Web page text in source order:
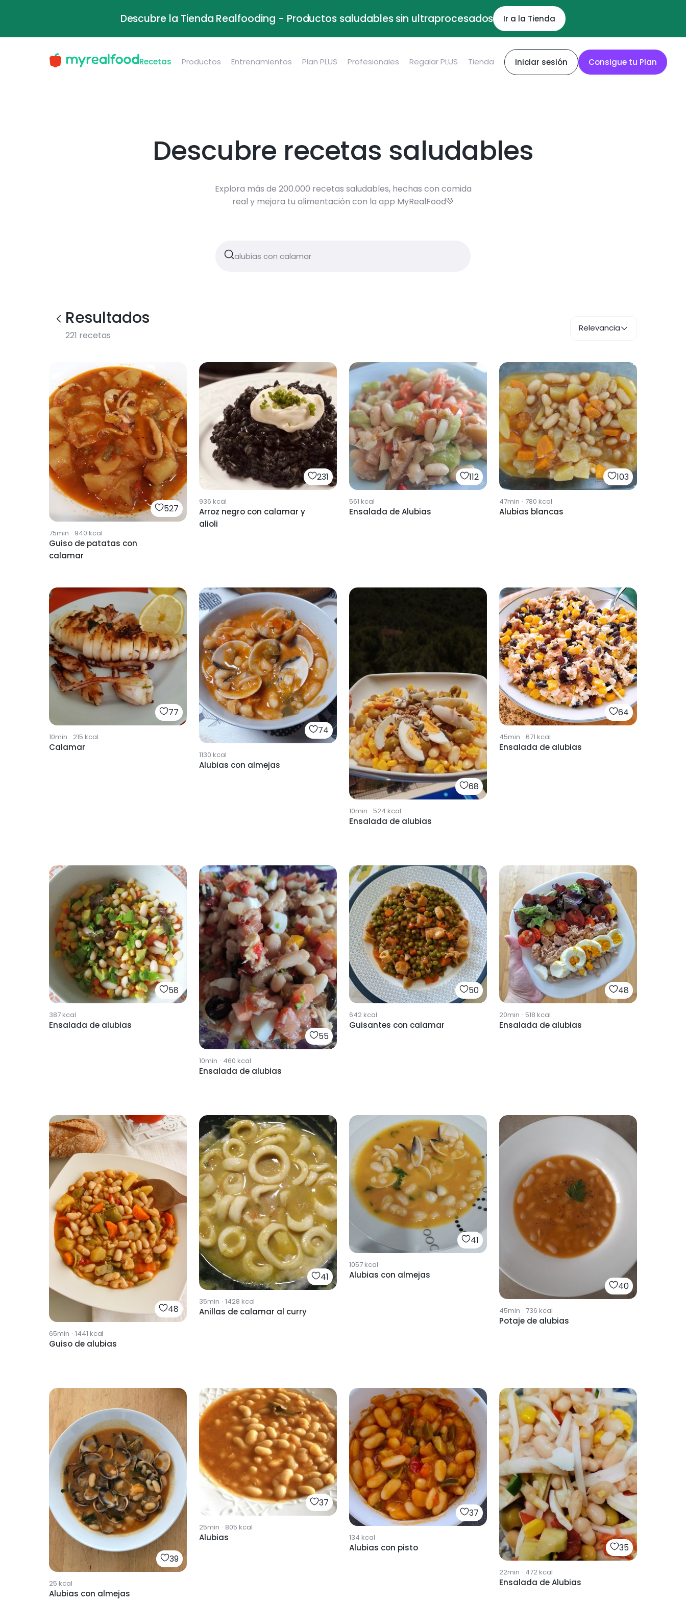
Descubre la Tienda Realfooding - Productos saludables sin ultraprocesados Ir a la Tienda
Recetas Productos Entrenamientos Plan PLUS Profesionales Regalar PLUS Tienda Iniciar sesión Consigue tu Plan
Descubre recetas saludables
Explora más de 200.000 recetas saludables, hechas con comida
real y mejora tu alimentación con la app MyRealFood💚
Resultados
221 recetas
Relevancia
527
75min · 940 kcal
Guiso de patatas con
calamar
231
936 kcal
Arroz negro con calamar y
alioli
112
561 kcal
Ensalada de Alubias
103
47min · 780 kcal
Alubias blancas
77
10min · 215 kcal
Calamar
74
1130 kcal
Alubias con almejas
68
10min · 524 kcal
Ensalada de alubias
64
45min · 671 kcal
Ensalada de alubias
58
387kcal
Ensalada de alubias
55
10min · 460 kcal
Ensalada de alubias
50
642kcal
Guisantes con calamar
48
20min · 518 kcal
Ensalada de alubias
48
65min · 1441 kcal
Guiso de alubias
41
35min · 1428 kcal
Anillas de calamar al curry
41
1057kcal
Alubias con almejas
40
45min · 736 kcal
Potaje de alubias
39
25 kcal
Alubias con almejas
37
25min · 805 kcal
Alubias
37
134 kcal
Alubias con pisto 35
22min · 472kcal
Ensalada de Alubias